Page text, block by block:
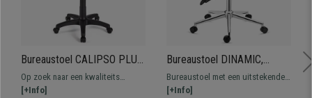
Bureaustoel CALIPSO PLUS
LEDER, Verstelbare
Rugleuning en Armleuningen,
Op zoek naar een kwaliteits
bureaustoel tegen een
[+Info]
Bureaustoel DINAMIC,
Gebruik 8 uur, Verstelbare
Rugleuning, Comfortabel en
Bureaustoel met een uitstekende
prijs-kwaliteitverhouding, zeer
[+Info]